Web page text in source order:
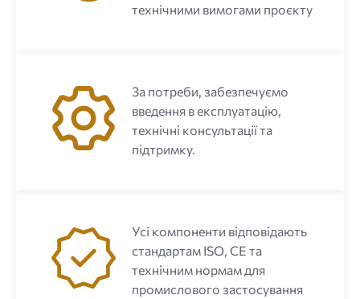
технічними вимогами проєкту
За потреби, забезпечуємо
введення в експлуатацію,
технічні консультації та
підтримку.
Усі компоненти відповідають
стандартам ISO, CE та
технічним нормам для
промислового застосування